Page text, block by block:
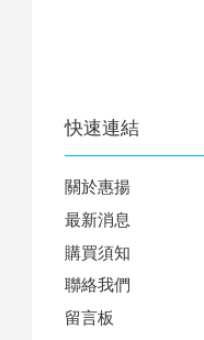
快速連結
關於惠揚
最新消息
購買須知
聯絡我們
留言板